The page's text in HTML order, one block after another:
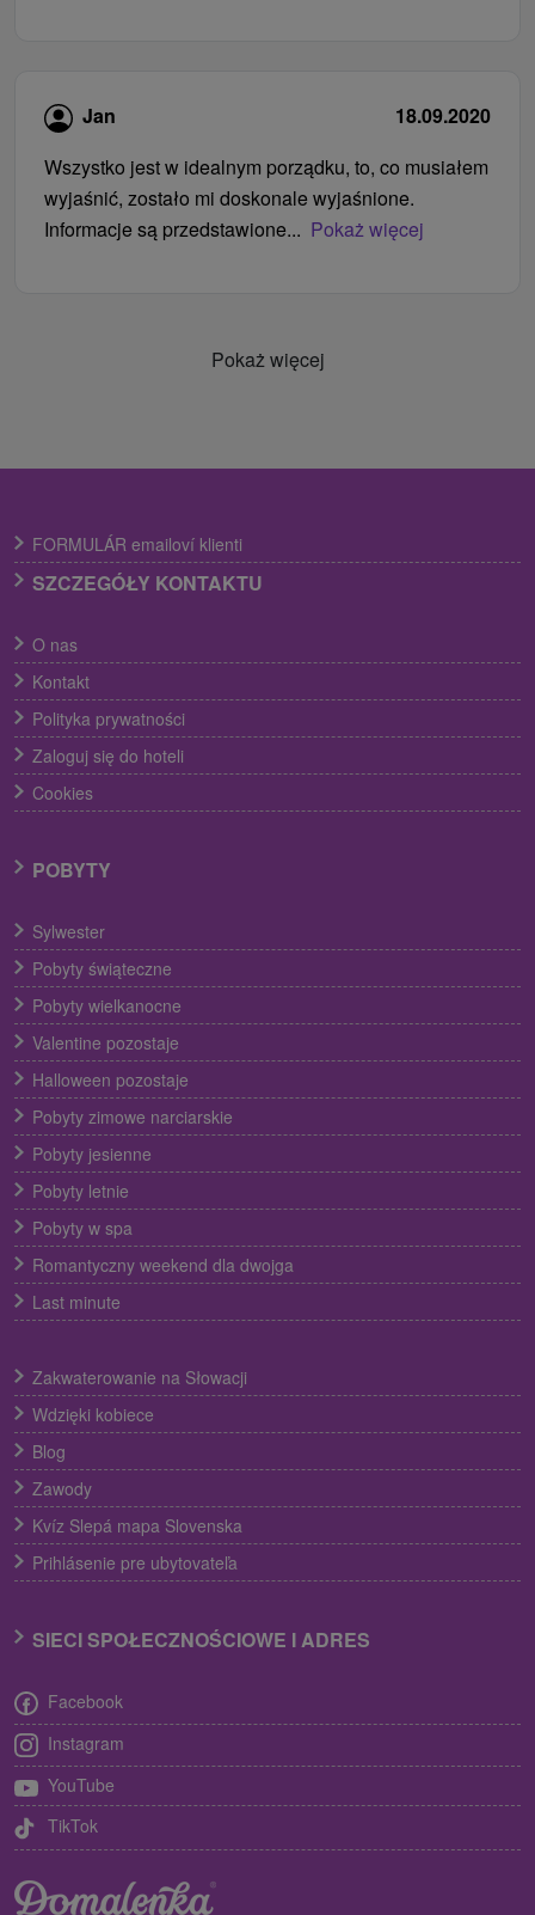
Jan
18.09.2020
Wszystko jest w idealnym porządku, to, co musiałem
wyjaśnić, zostało mi doskonale wyjaśnione.
Informacje są przedstawione... Pokaż więcej
Pokaż więcej
FORMULÁR emailoví klienti
SZCZEGÓŁY KONTAKTU
O nas
Kontakt
Polityka prywatności
Zaloguj się do hoteli
Cookies
POBYTY
Sylwester
Pobyty świąteczne
Pobyty wielkanocne
Valentine pozostaje
Halloween pozostaje
Pobyty zimowe narciarskie
Pobyty jesienne
Pobyty letnie
Pobyty w spa
Romantyczny weekend dla dwojga
Last minute
Zakwaterowanie na Słowacji
Wdzięki kobiece
Blog
Zawody
Kvíz Slepá mapa Slovenska
Prihlásenie pre ubytovateľa
SIECI SPOŁECZNOŚCIOWE I ADRES
Facebook
Instagram
YouTube
TikTok